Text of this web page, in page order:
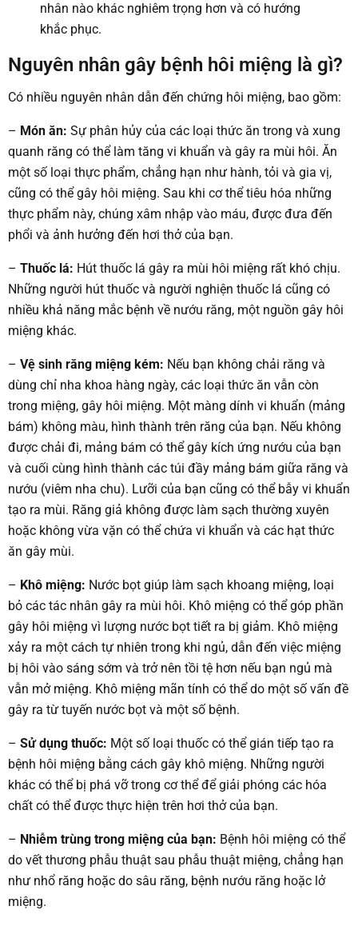
nhân nào khác nghiêm trọng hơn và có hướng
khắc phục.
Nguyên nhân gây bệnh hôi miệng là gì?
Có nhiều nguyên nhân dẫn đến chứng hôi miệng, bao gồm:
– Món ăn: Sự phân hủy của các loại thức ăn trong và xung
quanh răng có thể làm tăng vi khuẩn và gây ra mùi hôi. Ăn
một số loại thực phẩm, chẳng hạn như hành, tỏi và gia vị,
cũng có thể gây hôi miệng. Sau khi cơ thể tiêu hóa những
thực phẩm này, chúng xâm nhập vào máu, được đưa đến
phổi và ảnh hưởng đến hơi thở của bạn.
– Thuốc lá: Hút thuốc lá gây ra mùi hôi miệng rất khó chịu.
Những người hút thuốc và người nghiện thuốc lá cũng có
nhiều khả năng mắc bệnh về nướu răng, một nguồn gây hôi
miệng khác.
– Vệ sinh răng miệng kém: Nếu bạn không chải răng và
dùng chỉ nha khoa hàng ngày, các loại thức ăn vẫn còn
trong miệng, gây hôi miệng. Một màng dính vi khuẩn (mảng
bám) không màu, hình thành trên răng của bạn. Nếu không
được chải đi, mảng bám có thể gây kích ứng nướu của bạn
và cuối cùng hình thành các túi đầy mảng bám giữa răng và
nướu (viêm nha chu). Lưỡi của bạn cũng có thể bẫy vi khuẩn
tạo ra mùi. Răng giả không được làm sạch thường xuyên
hoặc không vừa vặn có thể chứa vi khuẩn và các hạt thức
ăn gây mùi.
– Khô miệng: Nước bọt giúp làm sạch khoang miệng, loại
bỏ các tác nhân gây ra mùi hôi. Khô miệng có thể góp phần
gây hôi miệng vì lượng nước bọt tiết ra bị giảm. Khô miệng
xảy ra một cách tự nhiên trong khi ngủ, dẫn đến việc miệng
bị hôi vào sáng sớm và trở nên tồi tệ hơn nếu bạn ngủ mà
vẫn mở miệng. Khô miệng mãn tính có thể do một số vấn đề
gây ra từ tuyến nước bọt và một số bệnh.
– Sử dụng thuốc: Một số loại thuốc có thể gián tiếp tạo ra
bệnh hôi miệng bằng cách gây khô miệng. Những người
khác có thể bị phá vỡ trong cơ thể để giải phóng các hóa
chất có thể được thực hiện trên hơi thở của bạn.
– Nhiễm trùng trong miệng của bạn: Bệnh hôi miệng có thể
do vết thương phẫu thuật sau phẫu thuật miệng, chẳng hạn
như nhổ răng hoặc do sâu răng, bệnh nướu răng hoặc lở
miệng.